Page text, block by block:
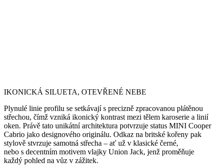
IKONICKÁ SILUETA, OTEVŘENÉ NEBE
Plynulé linie profilu se setkávají s precizně zpracovanou plátěnou
střechou, čímž vzniká ikonický kontrast mezi tělem karoserie a linií
oken. Právě tato unikátní architektura potvrzuje status MINI Cooper
Cabrio jako designového originálu. Odkaz na britské kořeny pak
stylově stvrzuje samotná střecha – ať už v klasické černé,
nebo s decentním motivem vlajky Union Jack, jenž proměňuje
každý pohled na vůz v zážitek.